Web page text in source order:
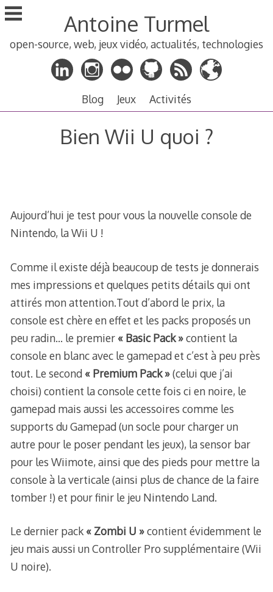
Aller
au
principal
Antoine Turmel
open-source, web, jeux vidéo, actualités, technologies
Blog Jeux Activités
Bien Wii U quoi ?
Aujourd’hui je test pour vous la nouvelle console de
Nintendo, la Wii U !
Comme il existe déjà beaucoup de tests je donnerais
mes impressions et quelques petits détails qui ont
attirés mon attention.Tout d’abord le prix, la
console est chère en effet et les packs proposés un
peu radin… le premier « Basic Pack »contient la
console en blanc avec le gamepad et c’est à peu près
tout. Le second « Premium Pack »(celui que j’ai
choisi) contient la console cette fois ci en noire, le
gamepad mais aussi les accessoires comme les
supports du Gamepad (un socle pour charger un
autre pour le poser pendant les jeux), la sensor bar
pour les Wiimote, ainsi que des pieds pour mettre la
console à la verticale (ainsi plus de chance de la faire
tomber !) et pour finir le jeu Nintendo Land.
Le dernier pack « Zombi U »contient évidemment le
jeu mais aussi un Controller Pro supplémentaire (Wii
U noire).